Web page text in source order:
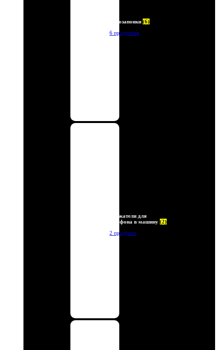
Автозапонки (6)
6 продуктов
Держатели для
телефона в машину (2)
2 продукта